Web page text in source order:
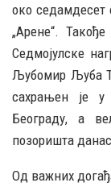
око седамдесет
„Арене“.
Седмојулске
Љубомир Љуба
сахрањен је
Београду, а
позоришта
Од важних